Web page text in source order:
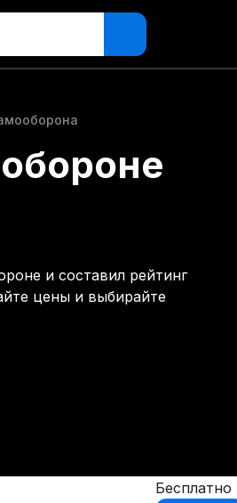
и составил рейтинг
цены и выбирайте
Бесплатно